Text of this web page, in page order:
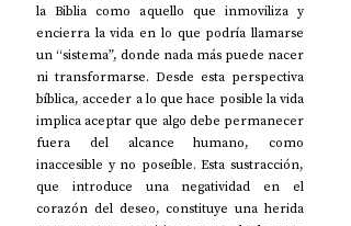
la Biblia como aquello que inmoviliza y
encierra la vida en lo que podría llamarse
un “sistema”, donde nada más puede nacer
ni transformarse. Desde esta perspectiva
bíblica, acceder a lo que hace posible la vida
implica aceptar que algo debe permanecer
fuera del alcance humano, como
inaccesible y no poseíble. Esta sustracción,
que introduce una negatividad en el
corazón del deseo, constituye una herida